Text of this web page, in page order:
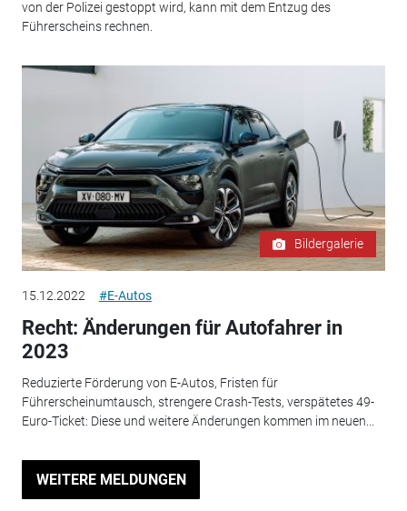
von der Polizei gestoppt wird, kann mit dem Entzug des
Führerscheins rechnen.
Bildergalerie
15.12.2022 #E-Autos
Recht: Änderungen für Autofahrer in
2023
Reduzierte Förderung von E-Autos, Fristen für
Führerscheinumtausch, strengere Crash-Tests, verspätetes 49-
Euro-Ticket: Diese und weitere Änderungen kommen im neuen...
WEITERE MELDUNGEN